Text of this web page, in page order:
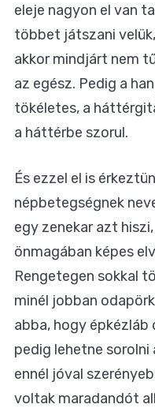
eleje nagyon el van
többet játszani
akkor mindjárt nem
az egész. Pedig a
tökéletes, a
a háttérbe szorul.
És ezzel el is
népbetegségnek
egy zenekar azt
önmagában képes
Rengetegen sokkal
minél jobban
abba, hogy
pedig lehetne
ennél jóval
voltak maradandót